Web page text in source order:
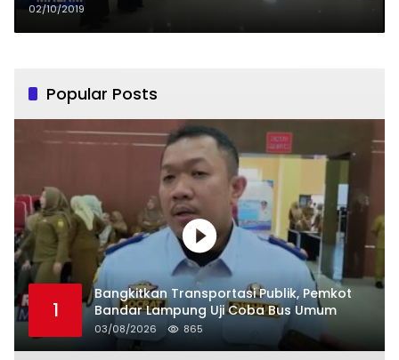
02/10/2019
Popular Posts
1
Bangkitkan Transportasi Publik, Pemkot
Bandar Lampung Uji Coba Bus Umum
03/08/2026 865